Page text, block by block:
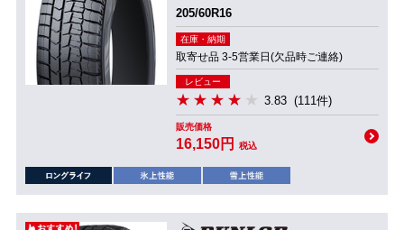
205/60R16
在庫・納期
取寄せ品 3-5営業日(欠品時ご連絡)
レビュー
3.83 (111件)
販売価格
16,150円 税込